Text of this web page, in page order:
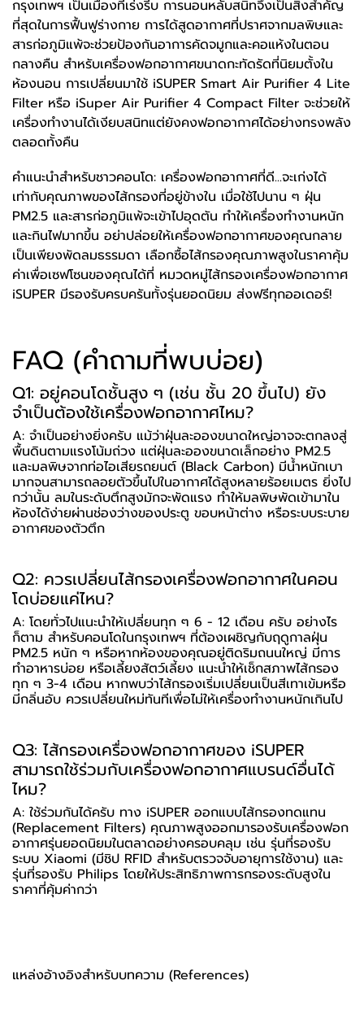
กรุงเทพฯ เป็นเมืองที่เร่งรีบ การนอนหลับสนิทจึงเป็นสิ่งสำคัญ
ที่สุดในการฟื้นฟูร่างกาย การได้สูดอากาศที่ปราศจากมลพิษและ
สารก่อภูมิแพ้จะช่วยป้องกันอาการคัดจมูกและคอแห้งในตอน
กลางคืน สำหรับเครื่องฟอกอากาศขนาดกะทัดรัดที่นิยมตั้งใน
ห้องนอน การเปลี่ยนมาใช้ iSUPER Smart Air Purifier 4 Lite
Filter หรือ iSuper Air Purifier 4 Compact Filter จะช่วยให้
เครื่องทำงานได้เงียบสนิทแต่ยังคงฟอกอากาศได้อย่างทรงพลัง
ตลอดทั้งคืน
คำแนะนำสำหรับชาวคอนโด: เครื่องฟอกอากาศที่ดี...จะเก่งได้
เท่ากับคุณภาพของไส้กรองที่อยู่ข้างใน เมื่อใช้ไปนาน ๆ ฝุ่น
PM2.5 และสารก่อภูมิแพ้จะเข้าไปอุดตัน ทำให้เครื่องทำงานหนัก
และกินไฟมากขึ้น อย่าปล่อยให้เครื่องฟอกอากาศของคุณกลาย
เป็นเพียงพัดลมธรรมดา เลือกซื้อไส้กรองคุณภาพสูงในราคาคุ้ม
ค่าเพื่อเซฟโซนของคุณได้ที่ หมวดหมู่ไส้กรองเครื่องฟอกอากาศ
iSUPER มีรองรับครบครันทั้งรุ่นยอดนิยม ส่งฟรีทุกออเดอร์!
FAQ (คำถามที่พบบ่อย)
Q1: อยู่คอนโดชั้นสูง ๆ (เช่น ชั้น 20 ขึ้นไป) ยัง
จำเป็นต้องใช้เครื่องฟอกอากาศไหม?
A: จำเป็นอย่างยิ่งครับ แม้ว่าฝุ่นละอองขนาดใหญ่อาจจะตกลงสู่
พื้นดินตามแรงโน้มถ่วง แต่ฝุ่นละอองขนาดเล็กอย่าง PM2.5
และมลพิษจากท่อไอเสียรถยนต์ (Black Carbon) มีน้ำหนักเบา
มากจนสามารถลอยตัวขึ้นไปในอากาศได้สูงหลายร้อยเมตร ยิ่งไป
กว่านั้น ลมในระดับตึกสูงมักจะพัดแรง ทำให้มลพิษพัดเข้ามาใน
ห้องได้ง่ายผ่านช่องว่างของประตู ขอบหน้าต่าง หรือระบบระบาย
อากาศของตัวตึก
Q2: ควรเปลี่ยนไส้กรองเครื่องฟอกอากาศในคอน
โดบ่อยแค่ไหน?
A: โดยทั่วไปแนะนำให้เปลี่ยนทุก ๆ 6 - 12 เดือน ครับ อย่างไร
ก็ตาม สำหรับคอนโดในกรุงเทพฯ ที่ต้องเผชิญกับฤดูกาลฝุ่น
PM2.5 หนัก ๆ หรือหากห้องของคุณอยู่ติดริมถนนใหญ่ มีการ
ทำอาหารบ่อย หรือเลี้ยงสัตว์เลี้ยง แนะนำให้เช็กสภาพไส้กรอง
ทุก ๆ 3-4 เดือน หากพบว่าไส้กรองเริ่มเปลี่ยนเป็นสีเทาเข้มหรือ
มีกลิ่นอับ ควรเปลี่ยนใหม่ทันทีเพื่อไม่ให้เครื่องทำงานหนักเกินไป
Q3: ไส้กรองเครื่องฟอกอากาศของ iSUPER
สามารถใช้ร่วมกับเครื่องฟอกอากาศแบรนด์อื่นได้
ไหม?
A: ใช้ร่วมกันได้ครับ ทาง iSUPER ออกแบบไส้กรองทดแทน
(Replacement Filters) คุณภาพสูงออกมารองรับเครื่องฟอก
อากาศรุ่นยอดนิยมในตลาดอย่างครอบคลุม เช่น รุ่นที่รองรับ
ระบบ Xiaomi (มีชิป RFID สำหรับตรวจจับอายุการใช้งาน) และ
รุ่นที่รองรับ Philips โดยให้ประสิทธิภาพการกรองระดับสูงใน
ราคาที่คุ้มค่ากว่า
แหล่งอ้างอิงสำหรับบทความ (References)